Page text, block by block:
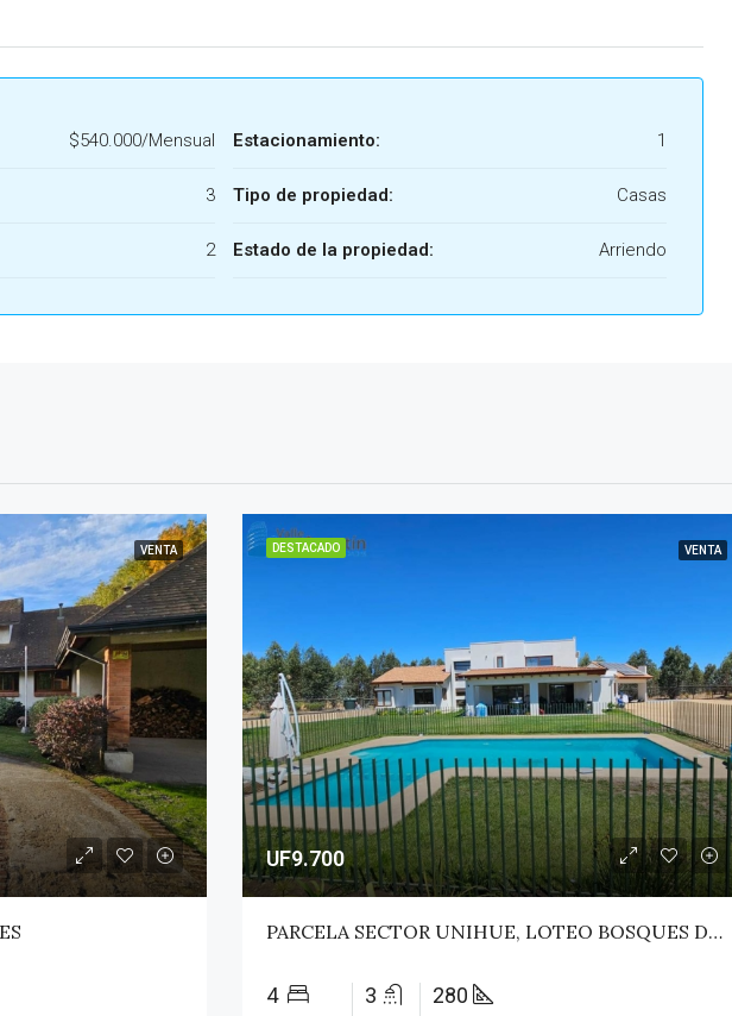
$540.000/Mensual
3
2
Estacionamiento: 1
Tipo de propiedad: Casas
Estado de la propiedad: Arriendo
VENTA DESTACADO VENTA
UF9.700
PARCELA SECTOR UNIHUE, LOTEO BOSQUES DEL VALLE – MAULE
4 3 280